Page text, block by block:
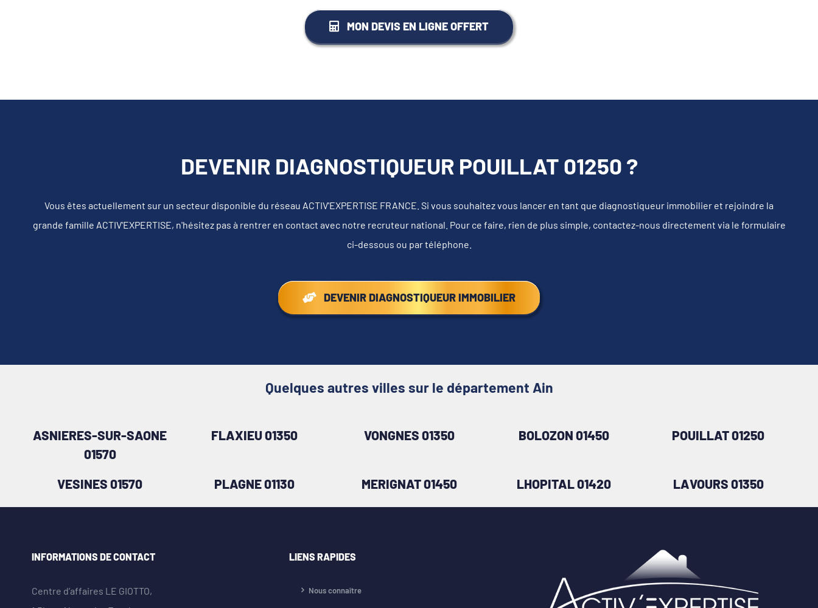
MON DEVIS EN LIGNE OFFERT
DEVENIR DIAGNOSTIQUEUR POUILLAT 01250 ?
Vous êtes actuellement sur un secteur disponible du réseau ACTIV'EXPERTISE FRANCE. Si vous souhaitez vous lancer en tant que diagnostiqueur immobilier et rejoindre la
grande famille ACTIV'EXPERTISE, n'hésitez pas à rentrer en contact avec notre recruteur national. Pour ce faire, rien de plus simple, contactez-nous directement via le formulaire
ci-dessous ou par téléphone.
DEVENIR DIAGNOSTIQUEUR IMMOBILIER
Quelques autres villes sur le département Ain
ASNIERES-SUR-SAONE
01570
FLAXIEU 01350 VONGNES 01350 BOLOZON 01450 POUILLAT 01250
VESINES 01570 PLAGNE 01130 MERIGNAT 01450 LHOPITAL 01420 LAVOURS 01350
INFORMATIONS DE CONTACT
Centre d’affaires LE GIOTTO,
LIENS RAPIDES
Nous connaître